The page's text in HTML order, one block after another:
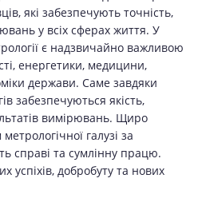
які забезпечують точність,
у всіх сферах життя. У
є надзвичайно важливою
енергетики, медицини,
держави. Саме завдяки
забезпечуються якість,
вимірювань. Щиро
галузі за
справі та сумлінну працю.
успіхів, добробуту та нових